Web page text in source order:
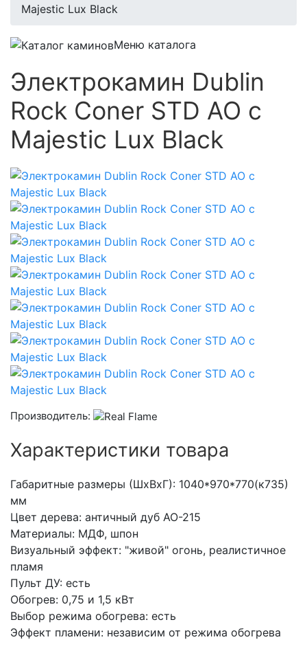
Majestic Lux Black
Меню каталога
Электрокамин Dublin
Rock Coner STD AO с
Majestic Lux Black
Производитель:
Характеристики товара
Габаритные размеры (ШхВхГ): 1040*970*770(к735)
мм
Цвет дерева: античный дуб AO-215
Материалы: МДФ, шпон
Визуальный эффект: "живой" огонь, реалистичное
пламя
Пульт ДУ: есть
Обогрев: 0,75 и 1,5 кВт
Выбор режима обогрева: есть
Эффект пламени: независим от режима обогрева